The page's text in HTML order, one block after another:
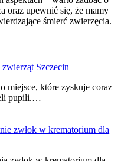
oraz upewnić się, że mamy
śmierć zwierzęcia.
Szczecin
miejsce, które zyskuje coraz
pupili.…
zwłok w krematorium dla